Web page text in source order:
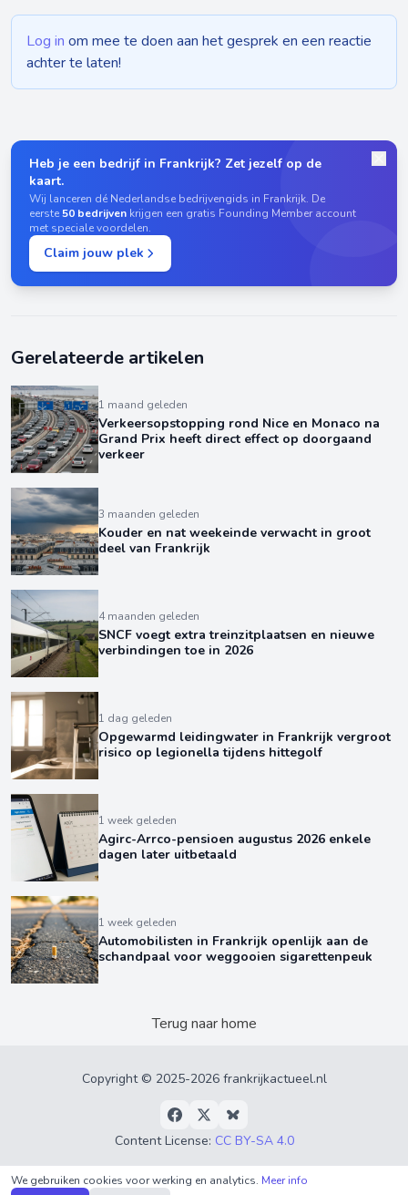
Log in om mee te doen aan het gesprek en een reactie
achter te laten!
Heb je een bedrijf in Frankrijk? Zet jezelf op de
kaart.
Wij lanceren dé Nederlandse bedrijvengids in Frankrijk. De
eerste50 bedrijven krijgen een gratis Founding Member account
met speciale voordelen.
Claim jouw plek
Gerelateerde artikelen
1 maand geleden
Verkeersopstopping rond Nice en Monaco na
Grand Prix heeft direct effect op doorgaand
verkeer
3 maanden geleden
Kouder en nat weekeinde verwacht in groot
deel van Frankrijk
4 maanden geleden
SNCF voegt extra treinzitplaatsen en nieuwe
verbindingen toe in 2026
1 dag geleden
Opgewarmd leidingwater in Frankrijk vergroot
risico op legionella tijdens hittegolf
1 week geleden
Agirc-Arrco-pensioen augustus 2026 enkele
dagen later uitbetaald
1 week geleden
Automobilisten in Frankrijk openlijk aan de
schandpaal voor weggooien sigarettenpeuk
Terug naar home
Copyright © 2025-2026 frankrijkactueel.nl
Content License: CC BY-SA 4.0
Privacyverklaring
• Algemene Voorwaarden •
Over
We gebruiken cookies voor werking en analytics. Meer info